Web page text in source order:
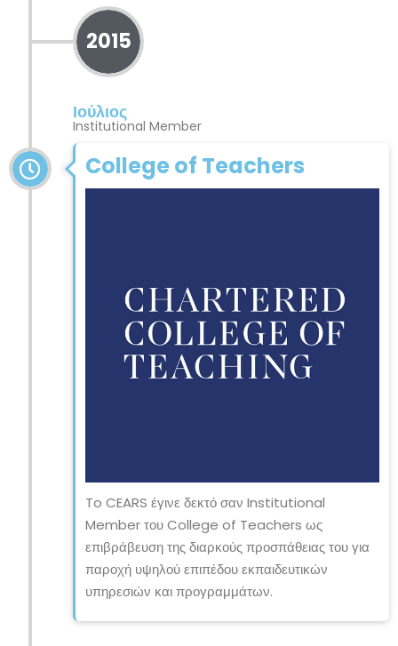
2015
Ιούλιος
Institutional Member
College of Teachers
To CEARS έγινε δεκτό σαν Institutional
Member του College of Teachers ως
επιβράβευση της διαρκούς προσπάθειας του για
παροχή υψηλού επιπέδου εκπαιδευτικών
υπηρεσιών και προγραμμάτων.